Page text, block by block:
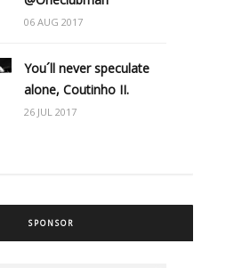
06 AUG 2017
You´ll never speculate
alone, Coutinho II.
26 JUL 2017
SPONSOR